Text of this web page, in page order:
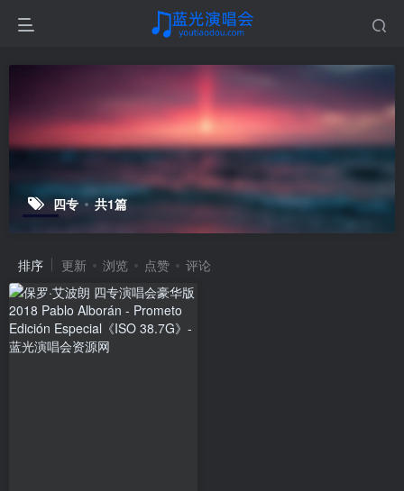
四专 共1篇
排序 更新 浏览 点赞 评论